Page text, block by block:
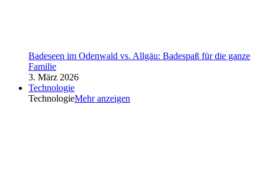
Badeseen im Odenwald vs. Allgäu: Badespaß für die ganze
Familie
3. März 2026
Technologie
TechnologieMehr anzeigen